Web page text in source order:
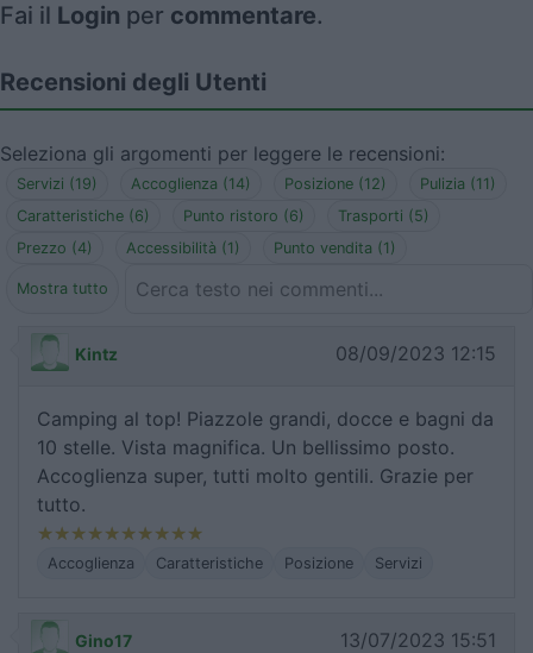
Fai il Login per commentare.
Recensioni degli Utenti
Seleziona gli argomenti per leggere le recensioni:
Servizi (19) Accoglienza (14) Posizione (12)
Pulizia (11)
Caratteristiche (6)
Punto ristoro (6)
Trasporti (5)
Prezzo (4)
Accessibilità (1) Punto vendita (1)
Mostra tutto
Kintz 08/09/2023 12:15
Camping al top! Piazzole grandi, docce e bagni da
10 stelle. Vista magnifica. Un bellissimo posto.
Accoglienza super, tutti molto gentili. Grazie per
tutto.
Accoglienza Caratteristiche Posizione Servizi
Gino17 13/07/2023 15:51